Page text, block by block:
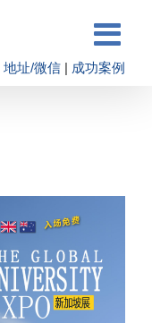
地址/微信 | 成功案例